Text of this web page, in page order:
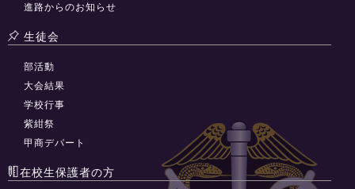
進路からのお知らせ
生徒会
部活動
大会結果
学校行事
紫紺祭
甲商デパート
在校生保護者の方